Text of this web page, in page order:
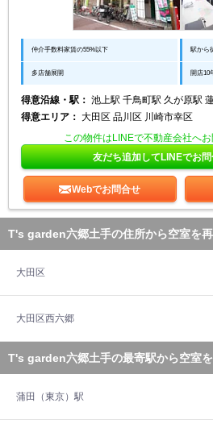
仲介手数料家賃の55%以下 駅から
多店舗展開 開店10
得意沿線・駅： 池上駅 千鳥町駅 久が原駅
得意エリア： 大田区 品川区 川崎市幸区
この物件はLINEで不動産会社へお
友だち追加してLINEでお
Webでお問合せ
T's garden六郷土手の住所から空室を
大田区
大田区西六郷
T's garden六郷土手の最寄駅から空室
蒲田（東京）駅